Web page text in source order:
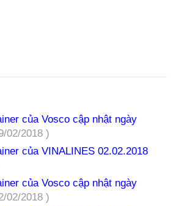
của Vosco cập nhật ngày
02/2018 )
của VINALINES 02.02.2018
của Vosco cập nhật ngày
02/2018 )